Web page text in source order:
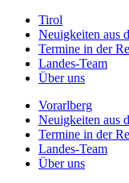
Tirol
Neuigkeiten aus
Termine in der
Landes-Team
Über uns
Vorarlberg
Neuigkeiten aus
Termine in der
Landes-Team
Über uns